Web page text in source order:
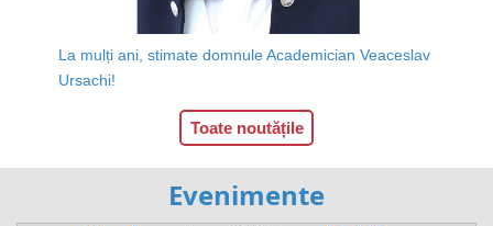
La mulți ani, stimate domnule Academician Veaceslav
Ursachi!
Toate noutățile
Evenimente